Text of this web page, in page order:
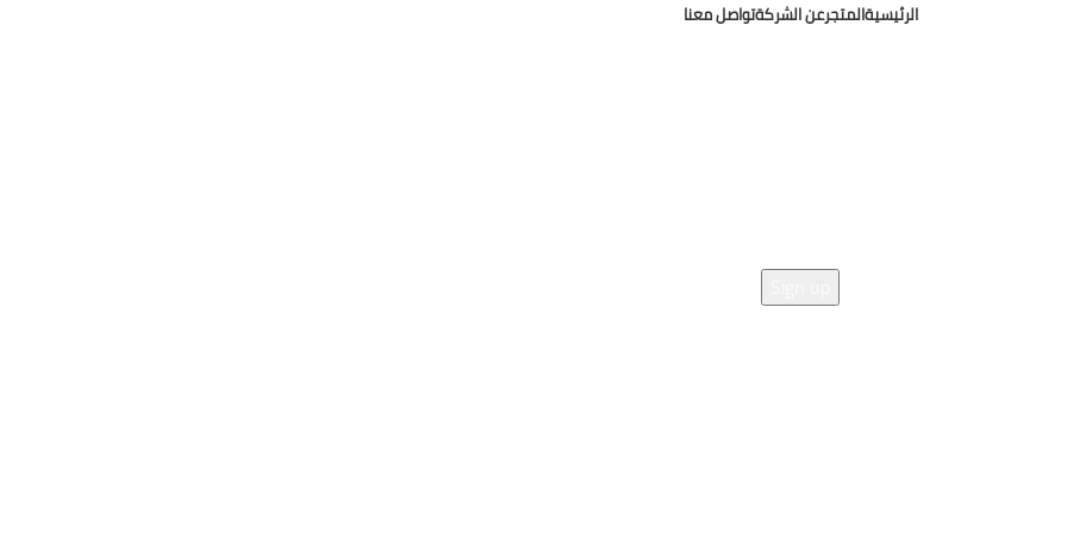
الرئيسيةالمتجرعن الشركةتواصل معنا